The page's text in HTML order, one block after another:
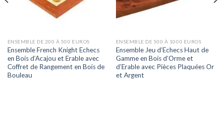
ENSEMBLE DE 200 À 500 EUROS
Ensemble French Knight Echecs
en Bois d’Acajou et Erable avec
Coffret de Rangement en Bois de
Bouleau
ENSEMBLE DE 500 À 1000 EUROS
Ensemble Jeu d’Echecs Haut de
Gamme en Bois d’Orme et
d’Erable avec Pièces Plaquées Or
et Argent